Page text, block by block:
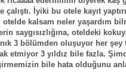
İyiki bu otele kayıt
otelde kalsam neler yaşardım
saygısızlığına, oteldeki
3 bölümden oluşuyor her şey
etmiyor 3 yıldız bile fazla.
bile hata olduğunu